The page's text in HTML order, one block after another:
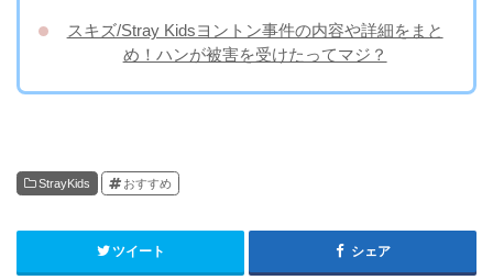
スキズ/Stray Kidsヨントン事件の内容や詳細をまと
め！ハンが被害を受けたってマジ？
StrayKids おすすめ
ツイート シェア